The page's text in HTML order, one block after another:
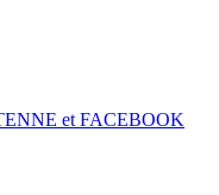
et FACEBOOK